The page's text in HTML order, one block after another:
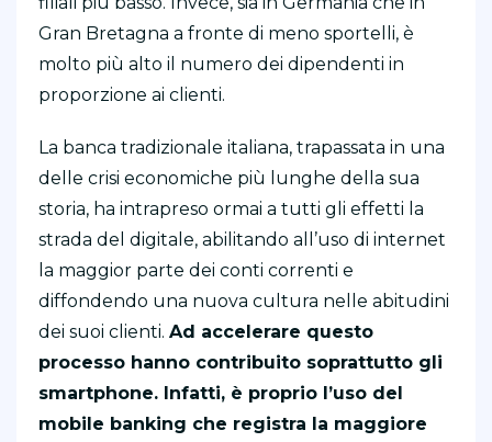
Gran Bretagna a fronte di meno sportelli, è
molto più alto il numero dei dipendenti in
proporzione ai clienti.
La banca tradizionale italiana, trapassata in una
delle crisi economiche più lunghe della sua
storia, ha intrapreso ormai a tutti gli effetti la
strada del digitale, abilitando all’uso di internet
la maggior parte dei conti correnti e
diffondendo una nuova cultura nelle abitudini
dei suoi clienti. Ad accelerare questo
processo hanno contribuito soprattutto gli
smartphone. Infatti, è proprio l’uso del
mobile banking che registra la maggiore